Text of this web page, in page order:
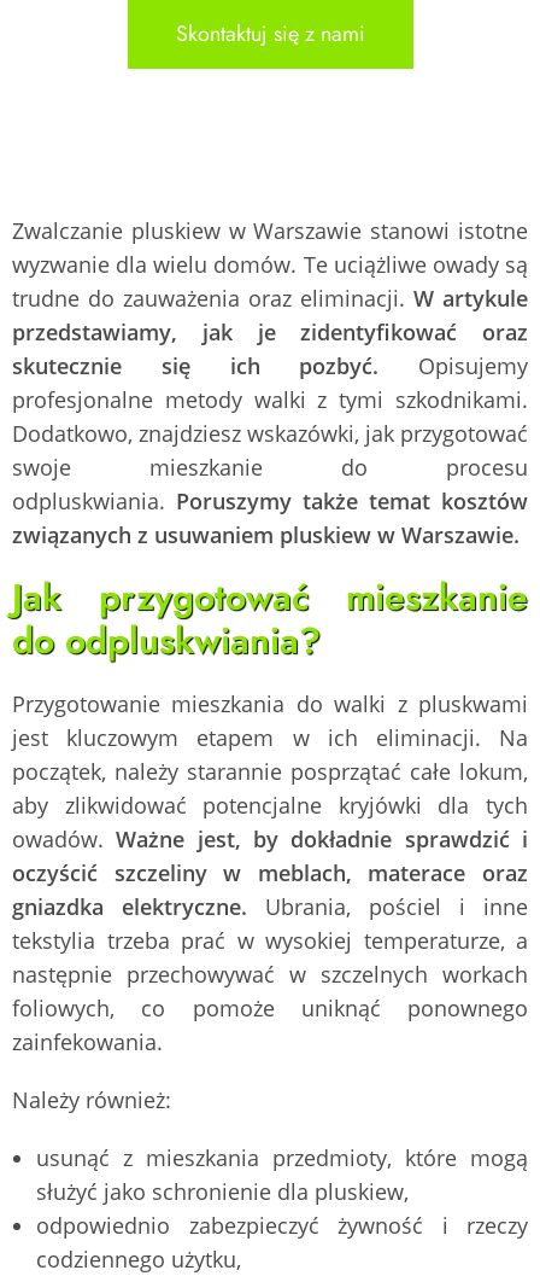
Skontaktuj się z nami
Zwalczanie pluskiew w Warszawie stanowi istotne
wyzwanie dla wielu domów. Te uciążliwe owady są
trudne do zauważenia oraz eliminacji. W artykule
przedstawiamy, jak je zidentyfikować oraz
skutecznie się ich pozbyć. Opisujemy
profesjonalne metody walki z tymi szkodnikami.
Dodatkowo, znajdziesz wskazówki, jak przygotować
swoje mieszkanie do procesu
odpluskwiania. Poruszymy także temat kosztów
związanych z usuwaniem pluskiew w Warszawie.
Jak przygotować mieszkanie
do odpluskwiania?
Przygotowanie mieszkania do walki z pluskwami
jest kluczowym etapem w ich eliminacji. Na
początek, należy starannie posprzątać całe lokum,
aby zlikwidować potencjalne kryjówki dla tych
owadów.Ważne jest, by dokładnie sprawdzić i
oczyścić szczeliny w meblach, materace oraz
gniazdka elektryczne. Ubrania, pościel i inne
tekstylia trzeba prać w wysokiej temperaturze, a
następnie przechowywać w szczelnych workach
foliowych, co pomoże uniknąć ponownego
zainfekowania.
Należy również:
usunąć z mieszkania przedmioty, które mogą
służyć jako schronienie dla pluskiew,
odpowiednio zabezpieczyć żywność i rzeczy
codziennego użytku,